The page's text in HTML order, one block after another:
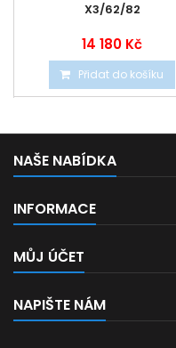
X3/62/82
14 180 Kč
Přidat do košíku
NAŠE NABÍDKA
INFORMACE
MŮJ ÚČET
NAPIŠTE NÁM